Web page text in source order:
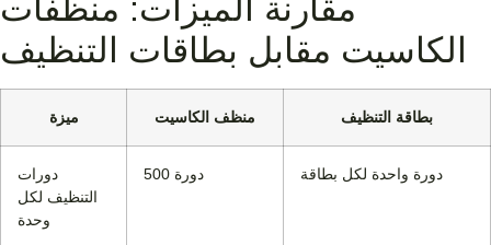
مقارنة الميزات: منظفات
الكاسيت مقابل بطاقات التنظيف
ميزة منظف ​​الكاسيت بطاقة التنظيف
دورات
التنظيف لكل
وحدة
500 دورة دورة واحدة لكل بطاقة